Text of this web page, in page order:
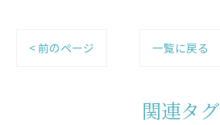
< 前のページ 一覧に戻る
関連タグ